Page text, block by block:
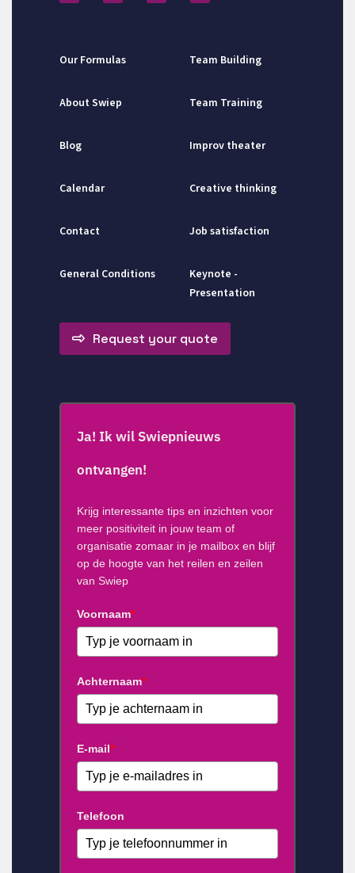
Our Formulas
About Swiep
Blog
Calendar
Contact
General Conditions
Team Building
Team Training
Improv theater
Creative thinking
Job satisfaction
Keynote -
Presentation
Request your quote
Ja! Ik wil Swiepnieuws
ontvangen!
Krijg interessante tips en inzichten voor
meer positiviteit in jouw team of
organisatie zomaar in je mailbox en blijf
op de hoogte van het reilen en zeilen
van Swiep
Voornaam*
Achternaam*
E-mail*
Telefoon